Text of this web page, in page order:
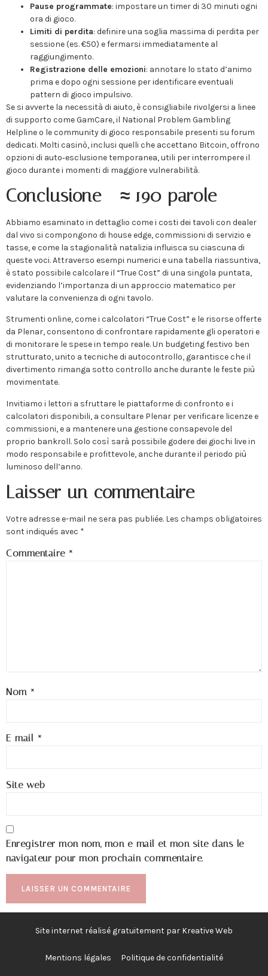
Pause programmate: impostare un timer di 30 minuti ogni
ora di gioco.
Limiti di perdita: definire una soglia massima di perdita per
sessione (es. €50) e fermarsi immediatamente al
raggiungimento.
Registrazione delle emozioni: annotare lo stato d’animo
prima e dopo ogni sessione per identificare eventuali
pattern di gioco impulsivo.
Se si avverte la necessità di aiuto, è consigliabile rivolgersi a linee
di supporto come GamCare, il National Problem Gambling
Helpline o le community di gioco responsabile presenti su forum
dedicati. Molti casinò, inclusi quelli che accettano Bitcoin, offrono
opzioni di auto‑esclusione temporanea, utili per interrompere il
gioco durante i momenti di maggiore vulnerabilità.
Conclusione – ≈ 190 parole
Abbiamo esaminato in dettaglio come i costi dei tavoli con dealer
dal vivo si compongono di house edge, commissioni di servizio e
tasse, e come la stagionalità natalizia influisca su ciascuna di
queste voci. Attraverso esempi numerici e una tabella riassuntiva,
è stato possibile calcolare il “True Cost” di una singola puntata,
evidenziando l’importanza di un approccio matematico per
valutare la convenienza di ogni tavolo.
Strumenti online, come i calcolatori “True Cost” e le risorse offerte
da Plenar, consentono di confrontare rapidamente gli operatori e
di monitorare le spese in tempo reale. Un budgeting festivo ben
strutturato, unito a tecniche di autocontrollo, garantisce che il
divertimento rimanga sotto controllo anche durante le feste più
movimentate.
Invitiamo i lettori a sfruttare le piattaforme di confronto e i
calcolatori disponibili, a consultare Plenar per verificare licenze e
commissioni, e a mantenere una gestione consapevole del
proprio bankroll. Solo così sarà possibile godere dei giochi live in
modo responsabile e profittevole, anche durante il periodo più
luminoso dell’anno.
Laisser un commentaire
Votre adresse e-mail ne sera pas publiée. Les champs obligatoires
sont indiqués avec *
Commentaire *
Nom *
E-mail *
Site web
Enregistrer mon nom, mon e-mail et mon site dans le
navigateur pour mon prochain commentaire.
Site internet réalisé gratuitement par Kreative Web
Mentions légales Politique de confidentialité